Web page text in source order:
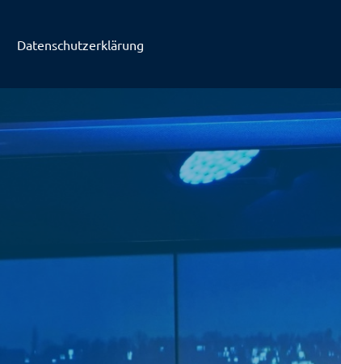
Datenschutzerklärung